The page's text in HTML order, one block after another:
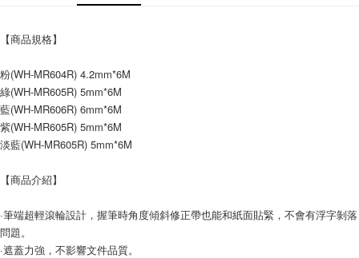
每筆NT$60，滿NT$599(含以上)免運費
宅配
每筆NT$120，滿NT$1,999(含以上)免運費
【商品規格】
粉(WH-MR604R) 4.2mm*6M
綠(WH-MR605R) 5mm*6M
藍(WH-MR606R) 6mm*6M
紫(WH-MR605R) 5mm*6M
淡藍(WH-MR605R) 5mm*6M
【商品介紹】
·筆端超輕滾輪設計，握筆時角度傾斜修正帶也能和紙面貼緊，不會有浮字剝落
問題。
·遮蓋力強，不影響文件品質。